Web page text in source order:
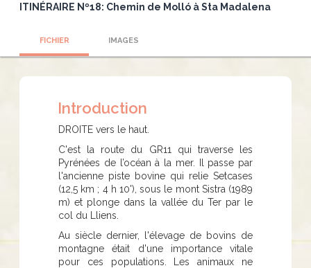
ITINÉRAIRE Nº18: Chemin de Molló à Sta Madalena
FICHIER IMAGES
Introduction
DROITE vers le haut.
C'est la route du GR11 qui traverse les
Pyrénées de l’océan à la mer. Il passe par
l'ancienne piste bovine qui relie Setcases
(12,5 km ; 4 h 10'), sous le mont Sistra (1989
m) et plonge dans la vallée du Ter par le
col du Lliens.
Au siècle dernier, l'élevage de bovins de
montagne était d'une importance vitale
pour ces populations. Les animaux ne